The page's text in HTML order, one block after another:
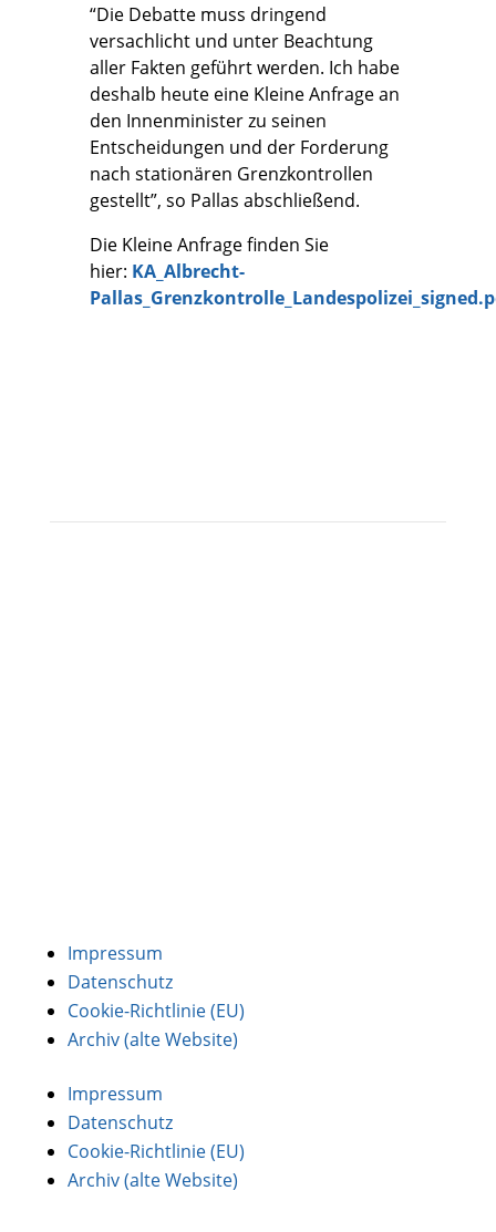
“Die Debatte muss dringend
versachlicht und unter Beachtung
aller Fakten geführt werden. Ich habe
deshalb heute eine Kleine Anfrage an
den Innenminister zu seinen
Entscheidungen und der Forderung
nach stationären Grenzkontrollen
gestellt”, so Pallas abschließend.
Die Kleine Anfrage finden Sie
hier: KA_Albrecht-
Impressum
Datenschutz
Cookie-Richtlinie (EU)
Archiv (alte Website)
Impressum
Datenschutz
Cookie-Richtlinie (EU)
Archiv (alte Website)